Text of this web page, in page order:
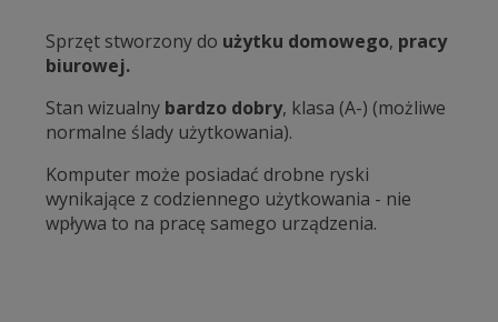
Sprzęt stworzony do użytku domowego, pracy
biurowej.
Stan wizualny bardzo dobry, klasa (A-) (możliwe
normalne ślady użytkowania).
Komputer może posiadać drobne ryski
wynikające z codziennego użytkowania - nie
wpływa to na pracę samego urządzenia.